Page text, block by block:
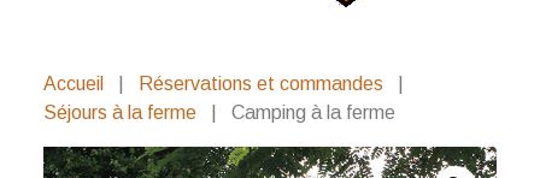
Accueil Réservations et commandes
Séjours à la ferme
Camping à la ferme